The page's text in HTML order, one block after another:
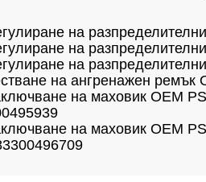
на
на
на
на ангренажен
на маховик OEM
на маховик OEM